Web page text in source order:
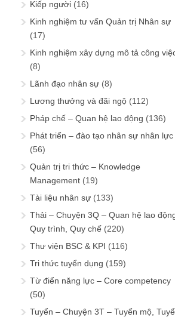
Kiếp người (16)
Kinh nghiệm tư vấn Quản trị Nhân sự
(17)
Kinh nghiệm xây dựng mô tả công
(8)
Lãnh đạo nhân sự (8)
Lương thưởng và đãi ngộ (112)
Pháp chế – Quan hệ lao động (136)
Phát triển – đào tạo nhân sự nhân lực
(56)
Quản trị tri thức – Knowledge
Management (19)
Tài liệu nhân sự (133)
Thải – Chuyện 3Q – Quan hệ lao
Quy trình, Quy chế (220)
Thư viện BSC & KPI (116)
Tri thức tuyển dụng (159)
Từ điển năng lực – Core competency
(50)
Tuyển – Chuyện 3T – Tuyển mộ,